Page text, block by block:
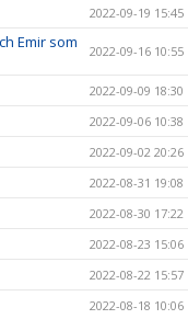
2022-09-19 15:45
Emir som
2022-09-16 10:55
2022-09-09 18:30
2022-09-06 10:38
2022-09-02 20:26
2022-08-31 19:08
2022-08-30 17:22
2022-08-23 15:06
2022-08-22 15:57
2022-08-18 10:06